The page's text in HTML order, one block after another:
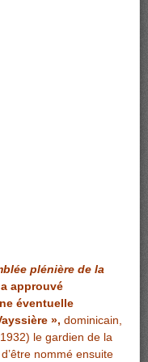
plénière de la
a approuvé
éventuelle
», dominicain,
le gardien de la
nommé ensuite